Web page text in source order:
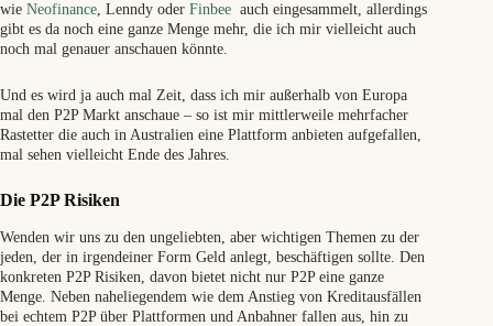
wie Neofinance, Lenndy oder Finbee auch eingesammelt, allerdings
gibt es da noch eine ganze Menge mehr, die ich mir vielleicht auch
noch mal genauer anschauen könnte.
Und es wird ja auch mal Zeit, dass ich mir außerhalb von Europa
mal den P2P Markt anschaue – so ist mir mittlerweile mehrfacher
Rastetter die auch in Australien eine Plattform anbieten aufgefallen,
mal sehen vielleicht Ende des Jahres.
Die P2P Risiken
Wenden wir uns zu den ungeliebten, aber wichtigen Themen zu der
jeden, der in irgendeiner Form Geld anlegt, beschäftigen sollte. Den
konkreten P2P Risiken, davon bietet nicht nur P2P eine ganze
Menge. Neben naheliegendem wie dem Anstieg von Kreditausfällen
bei echtem P2P über Plattformen und Anbahner fallen aus, hin zu